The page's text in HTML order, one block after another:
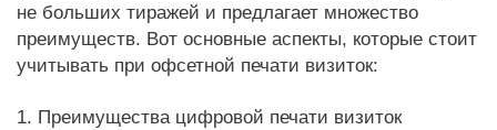
не больших тиражей и предлагает множество
преимуществ. Вот основные аспекты, которые стоит
учитывать при офсетной печати визиток:
1. Преимущества цифровой печати визиток